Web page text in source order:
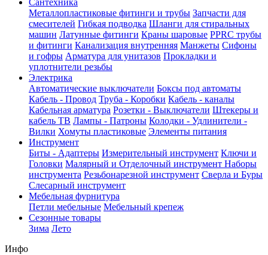
Сантехника
Металлопластиковые фитинги и трубы Запчасти для
смесителей Гибкая подводка Шланги для стиральных
машин Латунные фитинги Краны шаровые PPRC трубы
и фитинги Канализация внутренняя Манжеты Сифоны
и гофры Арматура для унитазов Прокладки и
уплотнители резьбы
Электрика
Автоматические выключатели Боксы под автоматы
Кабель - Провод Труба - Коробки Кабель - каналы
Кабельная арматура Розетки - Выключатели Штекеры и
кабель ТВ Лампы - Патроны Колодки - Удлинители -
Вилки Хомуты пластиковые Элементы питания
Инструмент
Биты - Адаптеры Измерительный инструмент Ключи и
Головки Малярный и Отделочный инструмент Наборы
инструмента Резьбонарезной инструмент Сверла и Буры
Слесарный инструмент
Мебельная фурнитура
Петли мебельные Мебельный крепеж
Сезонные товары
Зима Лето
Инфо